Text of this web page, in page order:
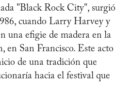
"Black Rock City", surgió
cuando Larry Harvey y
una efigie de madera en la
en San Francisco. Este acto
de una tradición que
hacia el festival que